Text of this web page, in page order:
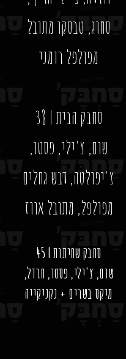
סחוג, טבסקו מתובל
מפולפל רומני
סחבק הבית | 38
שום, צ'ילי, פסטו,
צ'יפולטה, דבש גחלים
מפולפל, מתובל אווז
סחבק שחיתות | 45
שום, צ'ילי, פסטו, חרדל,
מיקס בשרים + נקניקייה